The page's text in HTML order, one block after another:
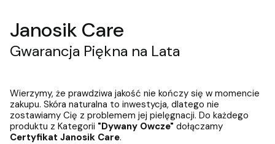
Janosik Care
Gwarancja Piękna na Lata
Wierzymy, że prawdziwa jakość nie kończy się w momencie
zakupu. Skóra naturalna to inwestycja, dlatego nie
zostawiamy Cię z problemem jej pielęgnacji. Do każdego
produktu z Kategorii "Dywany Owcze" dołączamy
Certyfikat Janosik Care.